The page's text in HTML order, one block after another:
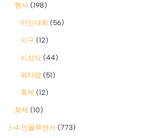
행사 (198)
미인대회 (56)
시구 (12)
시상식 (44)
워터밤 (51)
축제 (12)
화제 (10)
1-4 인플루언서 (773)